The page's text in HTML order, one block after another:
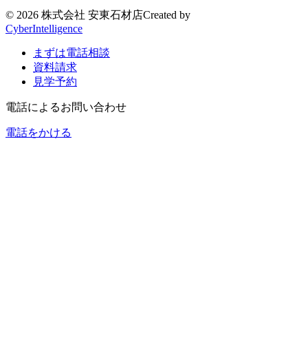
© 2026 株式会社 安東石材店Created by
CyberIntelligence
まずは電話相談
資料請求
見学予約
電話によるお問い合わせ
電話をかける